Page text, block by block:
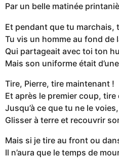
Par un belle matinée
Et pendant que tu marchais,
Tu vis un homme au fond de
Qui partageait avec toi ton
Mais son uniforme était
Tire, Pierre, tire maintenant !
Et après le premier coup, tire
Jusqu’à ce que tu ne le
Glisser à terre et recouvrir
Mais si je tire au front ou
Il n’aura que le temps de